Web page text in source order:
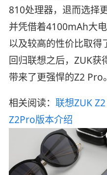
810处理器，退而选择
并凭借着4100mAh大
以及较高的性价比取得
回归联想之后，ZUK获
带来了更强悍的Z2 Pro。
相关阅读： 联想ZUK
Z2Pro版本介绍